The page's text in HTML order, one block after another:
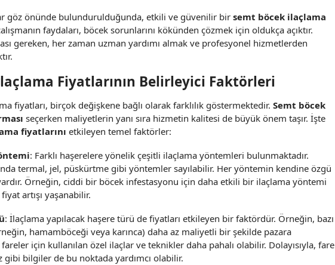
göz önünde bulundurulduğunda, etkili ve güvenilir bir semt böcek ilaçlama
faydaları, böcek sorunlarını kökünden çözmek için oldukça açıktır.
gereken, her zaman uzman yardımı almak ve profesyonel hizmetlerden
Fiyatlarının Belirleyici Faktörleri
fiyatları, birçok değişkene bağlı olarak farklılık göstermektedir. Semt böcek
seçerken maliyetlerin yanı sıra hizmetin kalitesi de büyük önem taşır. İşte
fiyatlarını etkileyen temel faktörler:
: Farklı haşerelere yönelik çeşitli ilaçlama yöntemleri bulunmaktadır.
termal, jel, püskürtme gibi yöntemler sayılabilir. Her yöntemin kendine özgü
Örneğin, ciddi bir böcek infestasyonu için daha etkili bir ilaçlama yöntemi
artışı yaşanabilir.
: İlaçlama yapılacak haşere türü de fiyatları etkileyen bir faktördür. Örneğin, bazı
hamamböceği veya karınca) daha az maliyetli bir şekilde pazara
için kullanılan özel ilaçlar ve teknikler daha pahalı olabilir. Dolayısıyla, fare
gibi bilgiler de bu noktada yardımcı olabilir.